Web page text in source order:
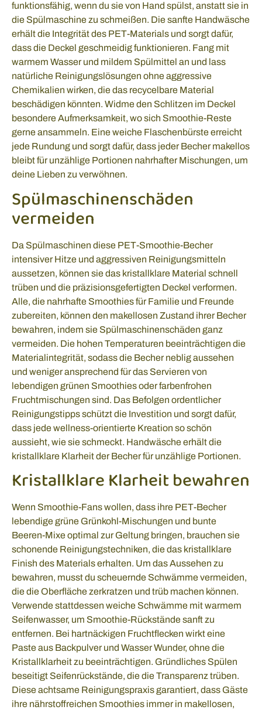
funktionsfähig, wenn du sie von Hand spülst, anstatt sie in
die Spülmaschine zu schmeißen. Die sanfte Handwäsche
erhält die Integrität des PET-Materials und sorgt dafür,
dass die Deckel geschmeidig funktionieren. Fang mit
warmem Wasser und mildem Spülmittel an und lass
natürliche Reinigungslösungen ohne aggressive
Chemikalien wirken, die das recycelbare Material
beschädigen könnten. Widme den Schlitzen im Deckel
besondere Aufmerksamkeit, wo sich Smoothie-Reste
gerne ansammeln. Eine weiche Flaschenbürste erreicht
jede Rundung und sorgt dafür, dass jeder Becher makellos
bleibt für unzählige Portionen nahrhafter Mischungen, um
deine Lieben zu verwöhnen.
Spülmaschinenschäden
vermeiden
Da Spülmaschinen diese PET-Smoothie-Becher
intensiver Hitze und aggressiven Reinigungsmitteln
aussetzen, können sie das kristallklare Material schnell
trüben und die präzisionsgefertigten Deckel verformen.
Alle, die nahrhafte Smoothies für Familie und Freunde
zubereiten, können den makellosen Zustand ihrer Becher
bewahren, indem sie Spülmaschinenschäden ganz
vermeiden. Die hohen Temperaturen beeinträchtigen die
Materialintegrität, sodass die Becher neblig aussehen
und weniger ansprechend für das Servieren von
lebendigen grünen Smoothies oder farbenfrohen
Fruchtmischungen sind. Das Befolgen ordentlicher
Reinigungstipps schützt die Investition und sorgt dafür,
dass jede wellness-orientierte Kreation so schön
aussieht, wie sie schmeckt. Handwäsche erhält die
kristallklare Klarheit der Becher für unzählige Portionen.
Kristallklare Klarheit bewahren
Wenn Smoothie-Fans wollen, dass ihre PET-Becher
lebendige grüne Grünkohl-Mischungen und bunte
Beeren-Mixe optimal zur Geltung bringen, brauchen sie
schonende Reinigungstechniken, die das kristallklare
Finish des Materials erhalten. Um das Aussehen zu
bewahren, musst du scheuernde Schwämme vermeiden,
die die Oberfläche zerkratzen und trüb machen können.
Verwende stattdessen weiche Schwämme mit warmem
Seifenwasser, um Smoothie-Rückstände sanft zu
entfernen. Bei hartnäckigen Fruchtflecken wirkt eine
Paste aus Backpulver und Wasser Wunder, ohne die
Kristallklarheit zu beeinträchtigen. Gründliches Spülen
beseitigt Seifenrückstände, die die Transparenz trüben.
Diese achtsame Reinigungspraxis garantiert, dass Gäste
ihre nährstoffreichen Smoothies immer in makellosen,